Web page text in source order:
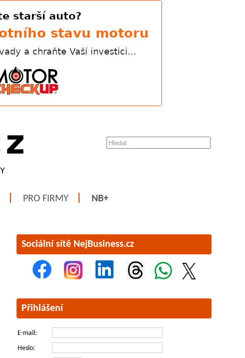
PRO FIRMY NB+
Sociální sítě NejBusiness.cz
Přihlášení
E-mail:
Heslo: